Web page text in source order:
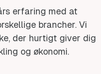
erfaring med at
brancher. Vi
der hurtigt giver dig
og økonomi.
Gør